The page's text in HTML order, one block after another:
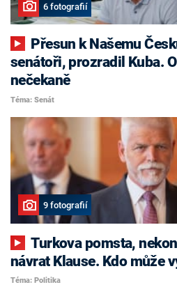
6 fotografií
senátoři, prozradil Kuba.
nečekaně
Téma: Senát
9 fotografií
Turkova pomsta, nekonfliktní Havlíček i
návrat Klause. Kdo může
Téma: Politika